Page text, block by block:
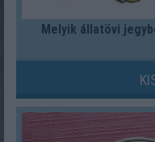
Melyik állatövi